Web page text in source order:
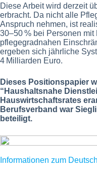
Diese Arbeit wird derzeit
erbracht. Da nicht alle
Anspruch nehmen, ist
30–50 % bei Personen
pflegegradnahen
ergeben sich jährliche
4 Milliarden Euro.
Dieses Positionspapier
“Haushaltsnahe
Hauswirtschaftsrates
Berufsverband war
beteiligt.
Informationen zum